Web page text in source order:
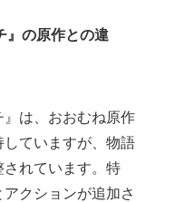
』の原作との違
は、おおむね原作
ていますが、物語
れています。特
クションが追加さ